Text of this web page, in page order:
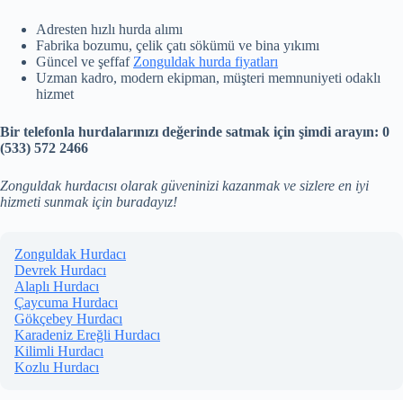
Adresten hızlı hurda alımı
Fabrika bozumu, çelik çatı sökümü ve bina yıkımı
Güncel ve şeffaf Zonguldak hurda fiyatları
Uzman kadro, modern ekipman, müşteri memnuniyeti odaklı
hizmet
Bir telefonla hurdalarınızı değerinde satmak için şimdi arayın: 0
(533) 572 2466
Zonguldak hurdacısı olarak güveninizi kazanmak ve sizlere en iyi
hizmeti sunmak için buradayız!
Zonguldak Hurdacı
Devrek Hurdacı
Alaplı Hurdacı
Çaycuma Hurdacı
Gökçebey Hurdacı
Karadeniz Ereğli Hurdacı
Kilimli Hurdacı
Kozlu Hurdacı